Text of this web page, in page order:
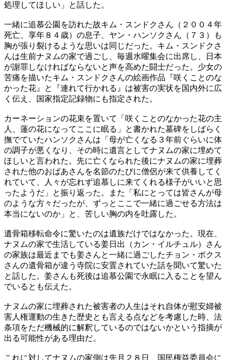
処理してほしい」と話した。
一緒に追慕公園を訪れた故キム・スンドクさん（２００４年
死亡、享年８４歳）の息子、ヤン・ハンソクさん（７３）も
胸が張り裂けるような思いは同じだった。キム・スンドクさ
んは生前ナヌムの家で過ごし、毎週水曜集会に出席し、日本
が謝罪しなければならないと声を高めた闘士だった。少女の
苦痛を描いたキム・スンドクさんの絵画作品『咲くことのな
かった花』と『連れて行かれる』は被害の実状を国内外に広
く伝え、国家指定記録物にも指定された。
カーネーションの花束を置いて「咲くことのなかった花の主
人、蓮の花になってここに眠る」と書かれた墓碑をしばらく
撫でていたハンソクさんは「母が亡くなる３年前ぐらいに体
の調子が悪くなり、その時に遺言としてナヌムの家に埋めて
ほしいと言われた。先に亡くなられた後にナヌムの家に埋葬
された他のおばあさんを名節のたびに僧侶が来て供養してく
れていて、人々が忘れず追慕しに来てくれる様子がいいと思
ったようだ」と振り返った。また「私にとっては皆さんが母
のような方々だったが、ずっとここで一緒に過ごせる方法は
本当にないのか」と、苦しい胸の内を吐露した。
遺骨箱移転命令に驚いたのは遺族だけではなかった。現在、
ナヌムの家で生活している姜日出（カン・イルチュル）さん
の家族は最近までも姜さんと一緒に過ごしたチョン・ボクス
さんの遺骨箱が違う寺院に安置されていた話を聞いて驚いた
と話した。姜さんも死後は追慕公園で永眠に入ることを望ん
でいるとも伝えた。
ナヌムの家に埋葬された被害者の人生はそれ自体が慰安婦被
害人権運動の生きた歴史とも言える点などを考慮した時、法
条項をただ機械的に解釈しているのではないかという指摘が
出る可能性がある理由だ。
これに対してナヌムの家側は先月２８日、国民権益委員会に